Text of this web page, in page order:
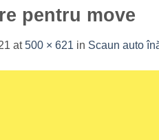
pentru move
at500 × 621 in Scaun auto